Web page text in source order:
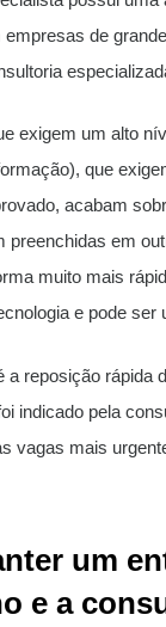
de
exigem um alto
que
acabam
preenchidas em
muito mais
e pode
a reposição rápida
indicado pela
vagas mais
um
e a